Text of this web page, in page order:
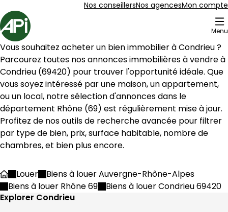
Nos conseillersNos agencesMon compte
Accueil
Menu
29 Biens en vente Condrieu (69420)
de village 105 m² 4 pièces Condrieu
Aller à l'image1
Aller à l'image2
Aller à l'image3
Aller à l'image4
Aller à l'image5
Vous souhaitez acheter un bien immobilier à Condrieu ?
Condrieu (69420) pour trouver l'opportunité idéale. Que
vous soyez intéressé par une maison, un appartement,
ou un local, notre sélection d'annonces dans le
département Rhône (69) est régulièrement mise à jour.
Profitez de nos outils de recherche avancée pour filtrer
par type de bien, prix, surface habitable, nombre de
chambres, et bien plus encore.
AccueilLouer
Biens à louer Auvergne-Rhône-Alpes
Biens à louer Rhône 69
Biens à louer Condrieu 69420
Explorer Condrieu